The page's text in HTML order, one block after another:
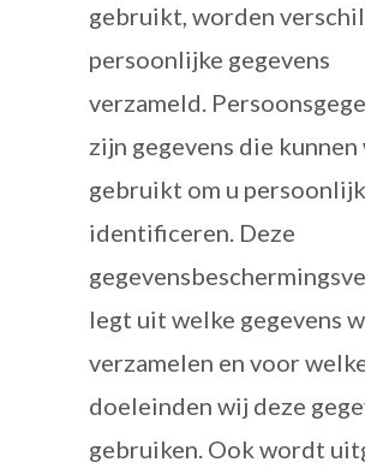
gebruikt, worden
persoonlijke gegevens
verzameld.
zijn gegevens die
gebruikt om u
identificeren. Deze
legt uit welke gegevens
verzamelen en voor
doeleinden wij deze
gebruiken. Ook wordt